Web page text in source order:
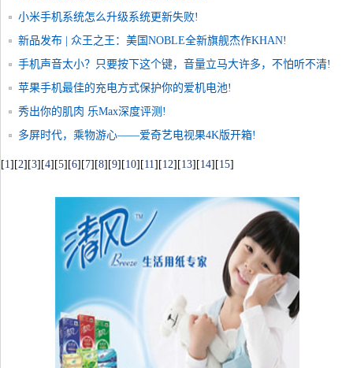
小米手机系统怎么升级系统更新失败!
新品发布 | 众王之王：美国NOBLE全新旗舰杰作KHAN!
手机声音太小？只要按下这个键，音量立马大许多，不怕听不清!
苹果手机最佳的充电方式保护你的爱机电池!
秀出你的肌肉 乐Max深度评测!
多屏时代，乘物游心——爱奇艺电视果4K版开箱!
[1] [2] [3] [4] [5] [6] [7] [8] [9] [10] [11] [12] [13] [14] [15]